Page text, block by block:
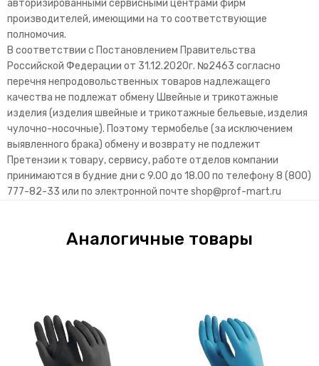
авторизированными сервисными центрами фирм
производителей, имеющими на то соответствующие
полномочия.
В соответствии с Постановлением Правительства
Российской Федерации от 31.12.2020г. №2463 согласно
перечня непродовольственных товаров надлежащего
качества не подлежат обмену Швейные и трикотажные
изделия (изделия швейные и трикотажные бельевые, изделия
чулочно-носочные). Поэтому термобелье (за исключением
выявленного брака) обмену и возврату не подлежит
Претензии к товару, сервису, работе отделов компании
принимаются в будние дни с 9.00 до 18.00 по телефону 8 (800)
777-82-33 или по электронной почте shop@prof-mart.ru
Аналогичные товары